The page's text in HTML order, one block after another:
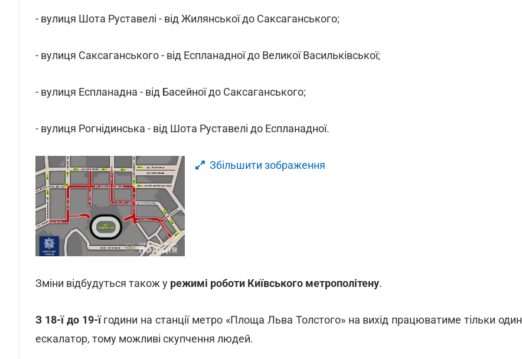
- вулиця Шота Руставелі - від Жилянської до Саксаганського;
- вулиця Саксаганського - від Еспланадної до Великої Васильківської;
- вулиця Еспланадна - від Басейної до Саксаганського;
- вулиця Рогнідинська - від Шота Руставелі до Еспланадної.
Збільшити зображення
Зміни відбудуться також у режимі роботи Київського метрополітену.
З 18-ї до 19-їгодини на станції метро «Площа Льва Толстого» на вихід працюватиме тільки один
ескалатор, тому можливі скупчення людей.